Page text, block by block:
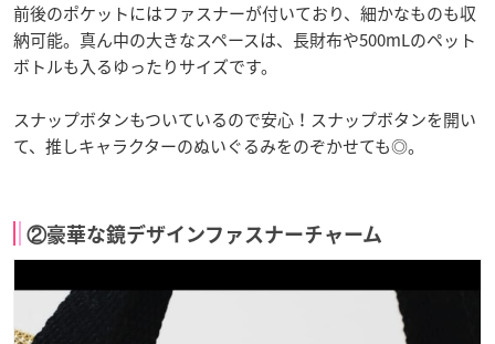
前後のポケットにはファスナーが付いており、細かなものも収
納可能。真ん中の大きなスペースは、長財布や500mLのペット
ボトルも入るゆったりサイズです。
スナップボタンもついているので安心！スナップボタンを開い
て、推しキャラクターのぬいぐるみをのぞかせても◎。
②豪華な鏡デザインファスナーチャーム